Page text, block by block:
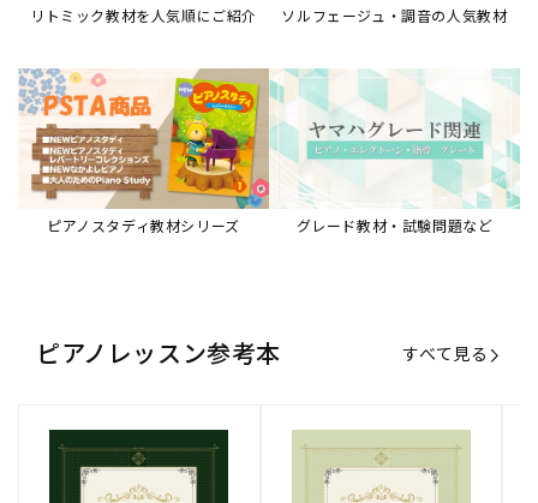
リトミック教材を人気順にご紹介 ソルフェージュ・調音の人気教材
ピアノスタディ教材シリーズ グレード教材・試験問題など
ピアノレッスン参考本 すべて見る